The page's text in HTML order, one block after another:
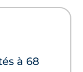
à 68